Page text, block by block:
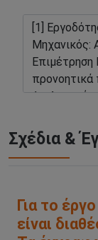
Σχέδια &
Για το
είναι